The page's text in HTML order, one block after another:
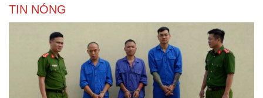
TIN NÓNG